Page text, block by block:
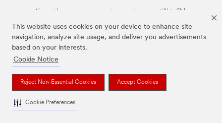
This website uses cookies on your device to enhance site
navigation, analyze site usage, and deliver you advertisements
based on your interests.
Cookie Notice
Reject Non-Essential Cookies Accept Cookies
Cookie Preferences
Varumärken som anges ovan är varumärken som tillhör 3M.